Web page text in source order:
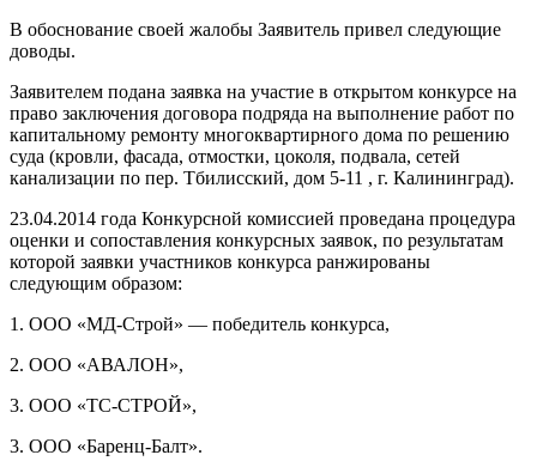
В обоснование своей жалобы Заявитель привел следующие
доводы.
Заявителем подана заявка на участие в открытом конкурсе на
право заключения договора подряда на выполнение работ по
капитальному ремонту многоквартирного дома по решению
суда (кровли, фасада, отмостки, цоколя, подвала, сетей
канализации по пер. Тбилисский, дом 5-11 , г. Калининград).
23.04.2014 года Конкурсной комиссией проведана процедура
оценки и сопоставления конкурсных заявок, по результатам
которой заявки участников конкурса ранжированы
следующим образом:
1. ООО «МД-Строй» — победитель конкурса,
2. ООО «АВАЛОН»,
3. ООО «ТС-СТРОЙ»,
3. ООО «Баренц-Балт».